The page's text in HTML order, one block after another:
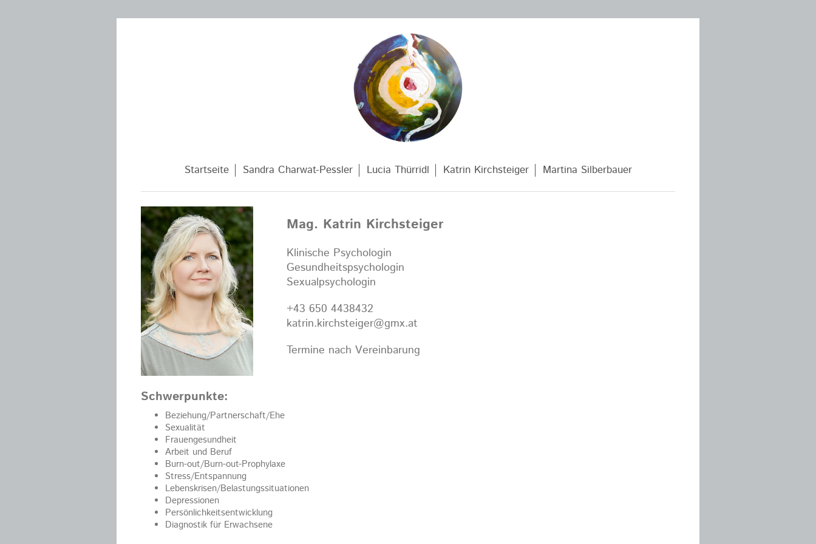
Startseite Sandra Charwat-Pessler Lucia Thürridl Katrin Kirchsteiger Martina Silberbauer
Mag. Katrin Kirchsteiger
Klinische Psychologin
Gesundheitspsychologin
Sexualpsychologin
+43 650 4438432
katrin.kirchsteiger@gmx.at
Termine nach Vereinbarung
Schwerpunkte:
Beziehung/Partnerschaft/Ehe
Sexualität
Frauengesundheit
Arbeit und Beruf
Burn-out/Burn-out-Prophylaxe
Stress/Entspannung
Lebenskrisen/Belastungssituationen
Depressionen
Persönlichkeitsentwicklung
Diagnostik für Erwachsene